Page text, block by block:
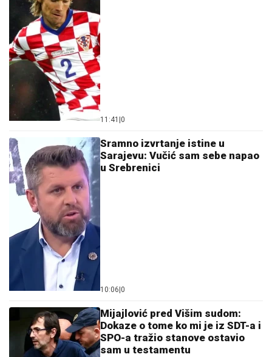
11:41 0
Sramno izvrtanje istine u
Sarajevu: Vučić sam sebe napao
u Srebrenici
10:06 0
Mijajlović pred Višim sudom:
Dokaze o tome ko mi je iz SDT-a i
SPO-a tražio stanove ostavio
sam u testamentu